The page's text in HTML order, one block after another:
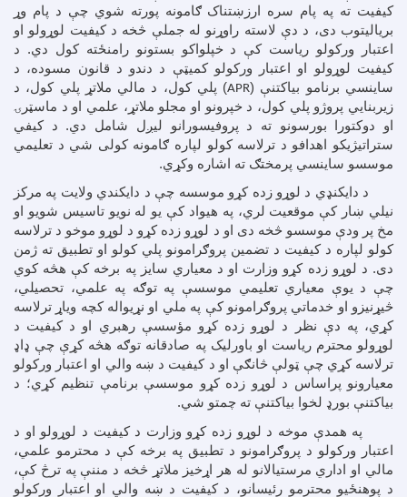
کیفیت ته په پام سره ارزښتناک ګامونه پورته شوي چې د پام وړ
بریالیتوب دی، د دې لاسته راوړنو له جملې څخه د کیفیت لوړولو او
اعتبار ورکولو ریاست کې د خپلواکو بستونو رامنځته کول دي. د
کیفیت لوړولو او اعتبار ورکولو کمیټې د دندو د قانون مسوده، د
ساینسي برنامو بیاکتنې (APR) پلي کول، د مالي ملاتړ پلي کول، د
زیربنایي پروژو پلي کول، د خپرونو او مجلو ملاتړ، علمي او د ماسټرۍ
او دوکتورا بورسونو ته د پروفیسورانو لیږل شامل دي. د کیفي
ستراتیژیکو اهدافو د ترلاسه کولو لپاره ګامونه کولی شي د تعلیمي
موسسو ساینسي پرمختګ ته اشاره وکړي.
د دایکنډي د لوړو زده کړو موسسه چې د دایکندي ولایت په مرکز
نیلي ښار کې موقعیت لري، په هیواد کې یو له نویو تاسیس شویو او
مخ پر ودې موسسو څخه دی او د لوړو زده کړو د لوړو موخو د ترلاسه
کولو لپاره د کیفیت د تضمین پروګرامونو پلي کولو او تطبیق ته ژمن
دی. د لوړو زده کړو وزارت او د معیاري سایز په برخه کې هڅه کوي
چې د یوې معیاري تعلیمي موسسې په توګه په علمي، تحصیلي،
څیړنیزو او خدماتي پروګرامونو کې په ملي او نړیواله کچه ویاړ ترلاسه
کړي، په دې نظر د لوړو زده کړو مؤسسې رهبري او د کیفیت د
لوړولو محترم ریاست او باورلیک په صادقانه توګه هڅه کړې چې ډاډ
ترلاسه کړي چې ټولې څانګې او د کیفیت د ښه والي او اعتبار ورکولو
معیارونو پراساس د لوړو زده کړو موسسې برنامې تنظیم کړي؛ د
بیاکتنې بورډ لخوا بیاکتنې ته چمتو شي.
په همدې موخه د لوړو زده کړو وزارت د کیفیت د لوړولو او د
اعتبار ورکولو د پروګرامونو د تطبیق په برخه کې د محترمو علمي،
مالي او اداري مرستیالانو له هر اړخیز ملاتړ څخه د مننې په ترڅ کې،
د پوهنځیو محترمو رئیسانو، د کیفیت د ښه والي او اعتبار ورکولو